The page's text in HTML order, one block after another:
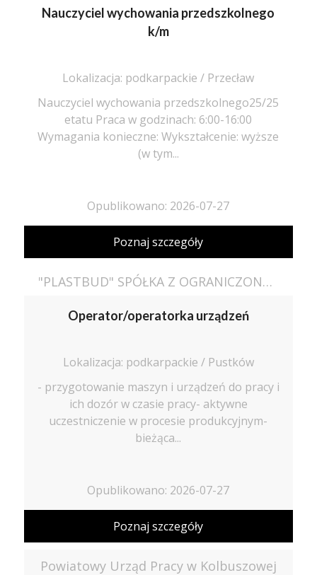
Nauczyciel wychowania przedszkolnego
k/m
Lokalizacja: podkarpackie / Przecław
Nauczyciel wychowania przedszkolnego25/25
etatu Praca w godzinach: 6:00-16:00
Wymagania konieczne: Wykształcenie: wyższe
(w tym...
Opublikowano: 2026-07-27
Poznaj szczegóły
"PLASTBUD" SPÓŁKA Z OGRANICZONĄ ODPOWIEDZIALNOŚCIĄ
Operator/operatorka urządzeń
Lokalizacja: podkarpackie / Pustków
- przygotowanie maszyn i urządzeń do pracy i
ich dozór w czasie pracy- aktywne
uczestniczenie w procesie produkcyjnym-
bieżąca...
Opublikowano: 2026-07-27
Poznaj szczegóły
Powiatowy Urząd Pracy w Kolbuszowej